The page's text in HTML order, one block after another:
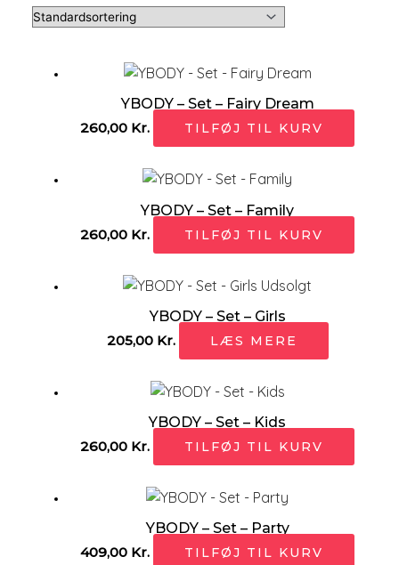
YBODY – Set – Fairy Dream
260,00 Kr. TILFØJ TIL KURV
YBODY – Set – Family
260,00 Kr. TILFØJ TIL KURV
Udsolgt
YBODY – Set – Girls
205,00 Kr. LÆS MERE
YBODY – Set – Kids
260,00 Kr. TILFØJ TIL KURV
YBODY – Set – Party
409,00 Kr. TILFØJ TIL KURV